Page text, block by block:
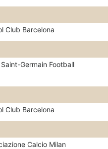
Club Barcelona
Saint-Germain Football
Club Barcelona
Calcio Milan